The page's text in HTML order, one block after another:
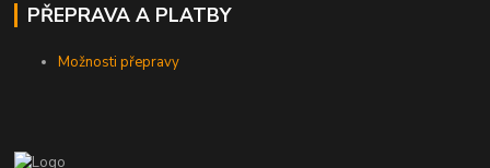
PŘEPRAVA A PLATBY
Možnosti přepravy